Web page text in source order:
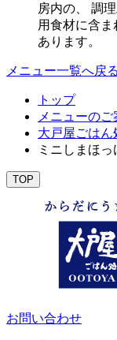
房内の、 調
用食材に含
あります。
メニュー一覧へ戻る
トップ
メニューのご
大戸屋ごはん
ミニしまほ
TOP
お問い合わせ